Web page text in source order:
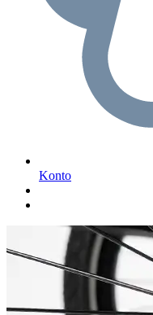
Konto